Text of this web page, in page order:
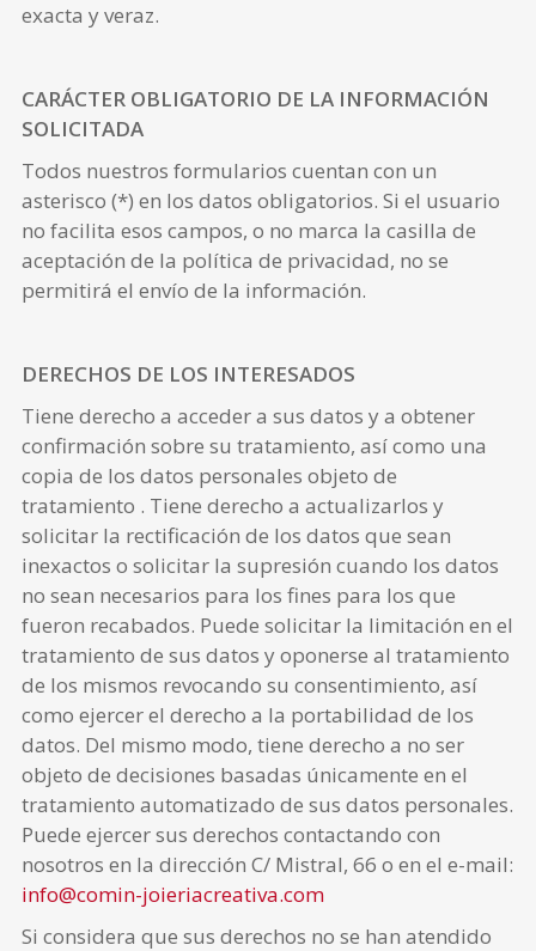
exacta y veraz.
CARÁCTER OBLIGATORIO DE LA INFORMACIÓN
SOLICITADA
Todos nuestros formularios cuentan con un
asterisco (*) en los datos obligatorios. Si el usuario
no facilita esos campos, o no marca la casilla de
aceptación de la política de privacidad, no se
permitirá el envío de la información.
DERECHOS DE LOS INTERESADOS
Tiene derecho a acceder a sus datos y a obtener
confirmación sobre su tratamiento, así como una
copia de los datos personales objeto de
tratamiento . Tiene derecho a actualizarlos y
solicitar la rectificación de los datos que sean
inexactos o solicitar la supresión cuando los datos
no sean necesarios para los fines para los que
fueron recabados. Puede solicitar la limitación en el
tratamiento de sus datos y oponerse al tratamiento
de los mismos revocando su consentimiento, así
como ejercer el derecho a la portabilidad de los
datos. Del mismo modo, tiene derecho a no ser
objeto de decisiones basadas únicamente en el
tratamiento automatizado de sus datos personales.
Puede ejercer sus derechos contactando con
nosotros en la dirección C/ Mistral, 66 o en el e-mail:
info@comin-joieriacreativa.com
Si considera que sus derechos no se han atendido